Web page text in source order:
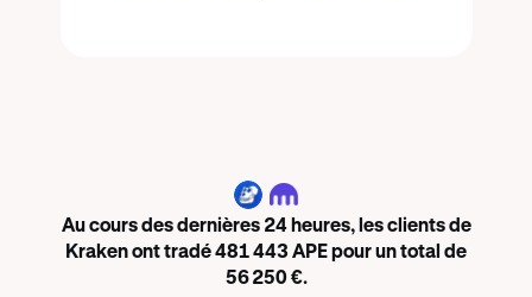
APE
Au cours des dernières 24 heures, les clients de
Kraken ont tradé 481 443 APE pour un total de
56 250 €.